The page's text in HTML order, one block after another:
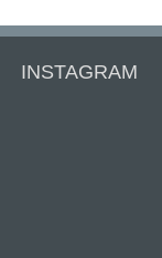
INSTAGRAM